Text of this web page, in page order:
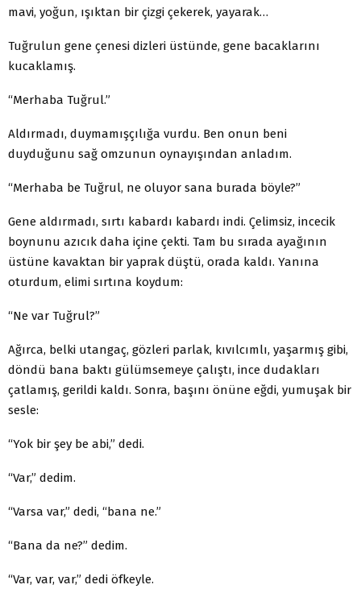
mavi, yoğun, ışıktan bir çizgi çekerek, yayarak…
Tuğrulun gene çenesi dizleri üstünde, gene bacaklarını
kucaklamış.
“Merhaba Tuğrul.”
Aldırmadı, duymamışçılığa vurdu. Ben onun beni
duyduğunu sağ omzunun oynayışından anladım.
“Merhaba be Tuğrul, ne oluyor sana burada böyle?”
Gene aldırmadı, sırtı kabardı kabardı indi. Çelimsiz, incecik
boynunu azıcık daha içine çekti. Tam bu sırada ayağının
üstüne kavaktan bir yaprak düştü, orada kaldı. Yanına
oturdum, elimi sırtına koydum:
“Ne var Tuğrul?”
Ağırca, belki utangaç, gözleri parlak, kıvılcımlı, yaşarmış gibi,
döndü bana baktı gülümsemeye çalıştı, ince dudakları
çatlamış, gerildi kaldı. Sonra, başını önüne eğdi, yumuşak bir
sesle:
“Yok bir şey be abi,” dedi.
“Var,” dedim.
“Varsa var,” dedi, “bana ne.”
“Bana da ne?” dedim.
“Var, var, var,” dedi öfkeyle.